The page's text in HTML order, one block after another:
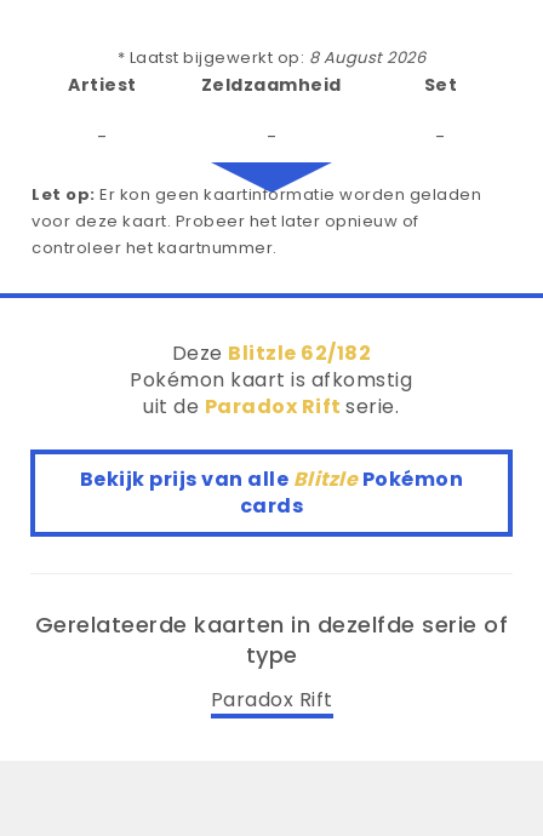
* Laatst bijgewerkt op: 8 August 2026
Artiest
-
Zeldzaamheid
-
Set
-
Let op: Er kon geen kaartinformatie worden geladen
voor deze kaart. Probeer het later opnieuw of
controleer het kaartnummer.
Deze Blitzle 62/182
Pokémon kaart is afkomstig
uit de Paradox Riftserie.
Bekijk prijs van alle BlitzlePokémon
cards
Gerelateerde kaarten in dezelfde serie of
type
Paradox Rift